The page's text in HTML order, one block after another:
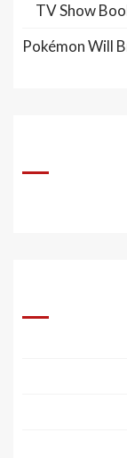
TV Show
Pokémon Will